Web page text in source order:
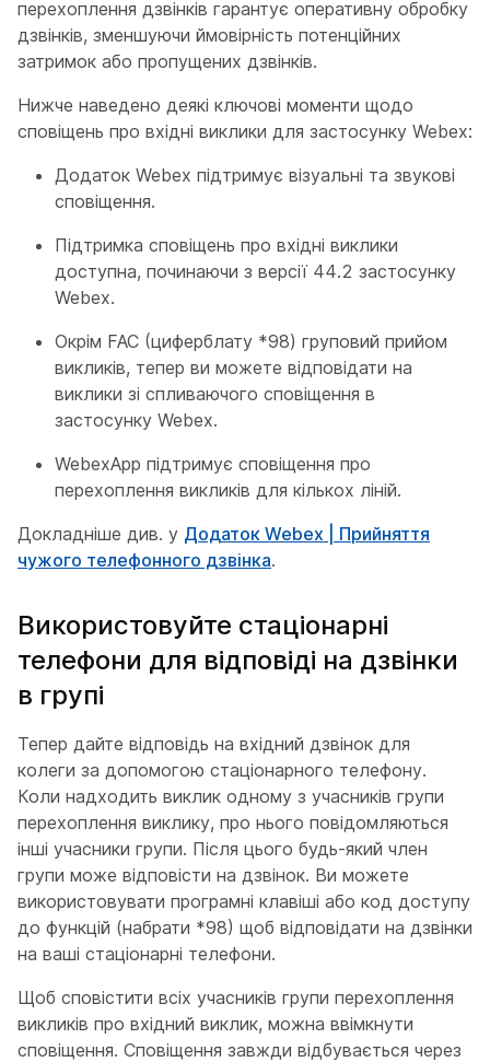
перехоплення дзвінків гарантує оперативну обробку
дзвінків, зменшуючи ймовірність потенційних
затримок або пропущених дзвінків.
Нижче наведено деякі ключові моменти щодо
сповіщень про вхідні виклики для застосунку Webex:
Додаток Webex підтримує візуальні та звукові
сповіщення.
Підтримка сповіщень про вхідні виклики
доступна, починаючи з версії 44.2 застосунку
Webex.
Окрім FAC (циферблату *98) груповий прийом
викликів, тепер ви можете відповідати на
виклики зі спливаючого сповіщення в
застосунку Webex.
WebexApp підтримує сповіщення про
перехоплення викликів для кількох ліній.
Докладніше див. у Додаток Webex | Прийняття
чужого телефонного дзвінка.
Використовуйте стаціонарні
телефони для відповіді на дзвінки
в групі
Тепер дайте відповідь на вхідний дзвінок для
колеги за допомогою стаціонарного телефону.
Коли надходить виклик одному з учасників групи
перехоплення виклику, про нього повідомляються
інші учасники групи. Після цього будь-який член
групи може відповісти на дзвінок. Ви можете
використовувати програмні клавіші або код доступу
до функцій (набрати *98) щоб відповідати на дзвінки
на ваші стаціонарні телефони.
Щоб сповістити всіх учасників групи перехоплення
викликів про вхідний виклик, можна ввімкнути
сповіщення. Сповіщення завжди відбувається через